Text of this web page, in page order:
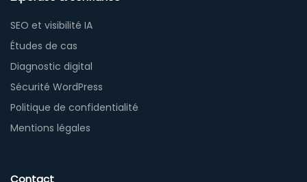
SEO et visibilité IA
Études de cas
Diagnostic digital
Sécurité WordPress
Politique de confidentialité
Mentions légales
Contact